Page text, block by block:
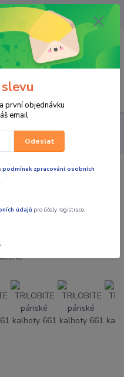
0,00 CZK
JEANSY
TRILOBITE
FIT modré zkrácené
661
první objednávku
email
Odeslat
podmínek zpracování osobních
.
údajů pro účely registrace.